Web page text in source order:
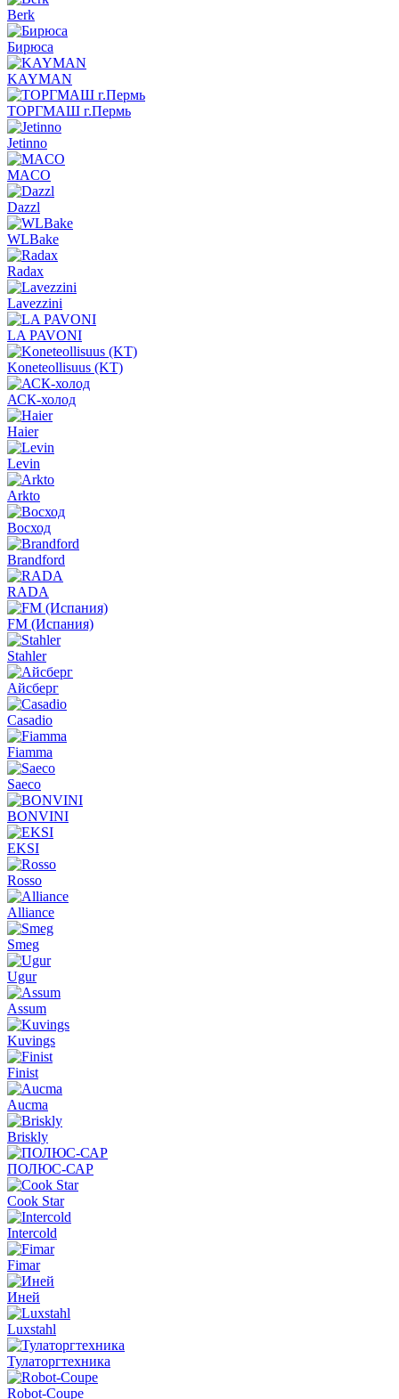
Berk
Бирюса
KAYMAN
ТОРГМАШ г.Пермь
Jetinno
MACO
Dazzl
WLBake
Radax
Lavezzini
LA PAVONI
Koneteollisuus (KT)
АСК-холод
Haier
Levin
Arkto
Восход
Brandford
RADA
FM (Испания)
Stahler
Айсберг
Casadio
Fiamma
Saeco
BONVINI
EKSI
Rosso
Alliance
Smeg
Ugur
Assum
Kuvings
Finist
Aucma
Briskly
ПОЛЮС-САР
Cook Star
Intercold
Fimar
Иней
Luxstahl
Тулаторгтехника
Robot-Coupe